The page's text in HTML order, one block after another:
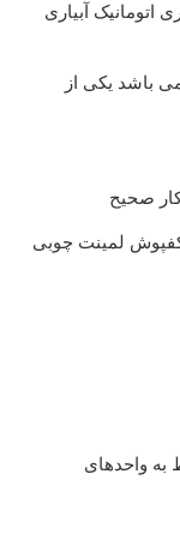
آبیاری
باشد یکی از
صحیح
کفپوش لمینت چوبی
واحدهای